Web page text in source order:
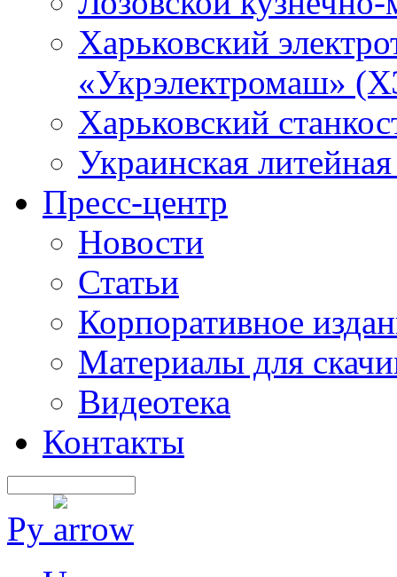
Харьковский
«Укрэлектромаш»
Харьковский
Украинская
Пресс-центр
Новости
Статьи
Корпоративное
Материалы для
Видеотека
Контакты
Ру